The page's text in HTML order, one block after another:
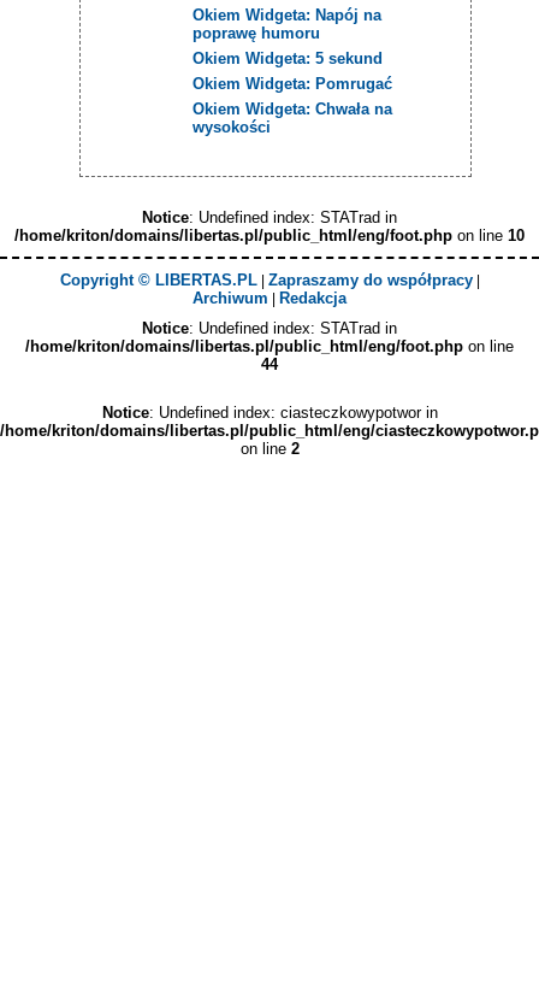
Okiem Widgeta: Napój na
poprawę humoru
Okiem Widgeta: 5 sekund
Okiem Widgeta: Pomrugać
Okiem Widgeta: Chwała na
wysokości
Notice: Undefined index: STATrad in
/home/kriton/domains/libertas.pl/public_html/eng/foot.php on line 10
Copyright © LIBERTAS.PL| Zapraszamy do współpracy|
Archiwum
Redakcja
Notice: Undefined index: STATrad in
/home/kriton/domains/libertas.pl/public_html/eng/foot.php on line
44
Notice: Undefined index: ciasteczkowypotwor in
/home/kriton/domains/libertas.pl/public_html/eng/
on line 2